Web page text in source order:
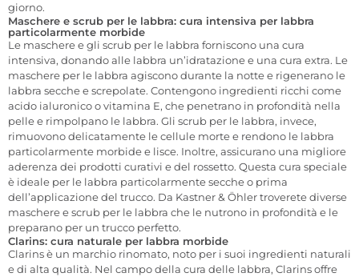
giorno.
Maschere e scrub per le labbra: cura intensiva per labbra
particolarmente morbide
Le maschere e gli scrub per le labbra forniscono una cura
intensiva, donando alle labbra un’idratazione e una cura extra. Le
maschere per le labbra agiscono durante la notte e rigenerano le
labbra secche e screpolate. Contengono ingredienti ricchi come
acido ialuronico o vitamina E, che penetrano in profondità nella
pelle e rimpolpano le labbra. Gli scrub per le labbra, invece,
rimuovono delicatamente le cellule morte e rendono le labbra
particolarmente morbide e lisce. Inoltre, assicurano una migliore
aderenza dei prodotti curativi e del rossetto. Questa cura speciale
è ideale per le labbra particolarmente secche o prima
dell’applicazione del trucco. Da Kastner & Öhler troverete diverse
maschere e scrub per le labbra che le nutrono in profondità e le
preparano per un trucco perfetto.
Clarins: cura naturale per labbra morbide
Clarins è un marchio rinomato, noto per i suoi ingredienti naturali
e di alta qualità. Nel campo della cura delle labbra, Clarins offre